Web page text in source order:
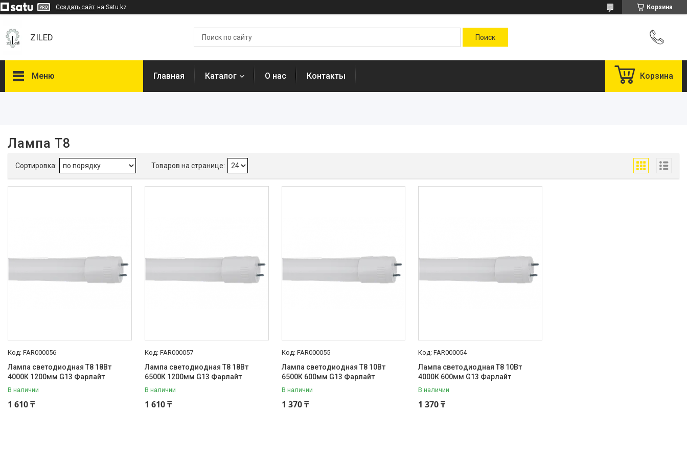
Создать сайт на Satu.kz Корзина
ZILED
Меню
В наличии 4
Световые Технологии
АСТЗ
Отзывы
Главная Каталог О нас Контакты Корзина
Лампа Т8
FAR000056
Лампа светодиодная T8 18Вт
4000К 1200мм G13 Фарлайт
В наличии
1 610 ₸
FAR000057
Лампа светодиодная T8 18Вт
6500К 1200мм G13 Фарлайт
В наличии
1 610 ₸
FAR000055
Лампа светодиодная T8 10Вт
6500К 600мм G13 Фарлайт
В наличии
1 370 ₸
FAR000054
Лампа светодиодная T8 10Вт
4000К 600мм G13 Фарлайт
В наличии
1 370 ₸